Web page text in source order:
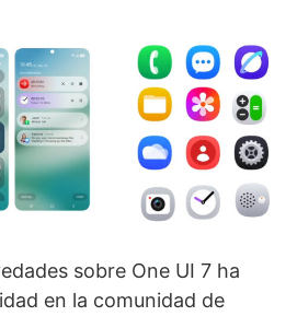
sobre One UI 7 ha
en la comunidad de